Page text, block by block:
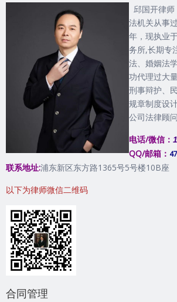
邱国开律师
法机关从事
年，现执业
务所,长期专
法、婚姻法
功代理过大
刑事辩护、
规章制度设
公司法律顾问
电话/微信：
QQ/邮箱：
联系地址:浦东新区东方路1365号5号楼10B座
以下为律师微信二维码
合同管理